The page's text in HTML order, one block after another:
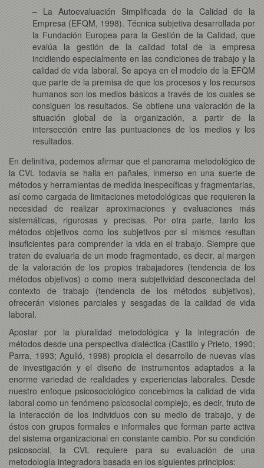
– La Autoevaluación Simplificada de la Calidad de la
Empresa (EFQM, 1998). Técnica subjetiva desarrollada por
la Fundación Europea para la Gestión de la Calidad, que
evalúa la gestión de la calidad total de la empresa
incidiendo especialmente en las condiciones de trabajo y la
calidad de vida laboral. Se apoya en el modelo de la EFQM
que parte de la premisa de que los procesos y los recursos
humanos son los medios básicos a través de los cuales se
consiguen los resultados. Se obtiene una valoración de la
situación global de la organización, a partir de la
intersección entre las puntuaciones de los medios y los
resultados.
En definitiva, podemos afirmar que el panorama metodológico de
la CVL todavía se halla en pañales, inmerso en una suerte de
métodos y herramientas de medida inespecíficas y fragmentarias,
así como cargada de limitaciones metodológicas que requieren la
necesidad de realizar aproximaciones y evaluaciones más
sistemáticas, rigurosas y precisas. Por otra parte, tanto los
métodos objetivos como los subjetivos por sí mismos resultan
insuficientes para comprender la vida en el trabajo. Siempre que
traten de evaluarla de un modo fragmentado, es decir, al margen
de la valoración de los propios trabajadores (tendencia de los
métodos objetivos) o como mera subjetividad desconectada del
contexto de trabajo (tendencia de los métodos subjetivos),
ofrecerán visiones parciales y sesgadas de la calidad de vida
laboral.
Apostar por la pluralidad metodológica y la integración de
métodos desde una perspectiva dialéctica (Castillo y Prieto, 1990;
Parra, 1993; Agulló, 1998) propicia el desarrollo de nuevas vías
de investigación y el diseño de instrumentos adaptados a la
enorme variedad de realidades y experiencias laborales. Desde
nuestro enfoque psicosociológico concebimos la calidad de vida
laboral como un fenómeno psicosocial complejo, es decir, fruto de
la interacción de los individuos con su medio de trabajo, y de
éstos con grupos formales e informales que forman parte activa
del sistema organizacional en constante cambio. Por su condición
psicosocial, la CVL requiere para su evaluación de una
metodología integradora basada en los siguientes principios: